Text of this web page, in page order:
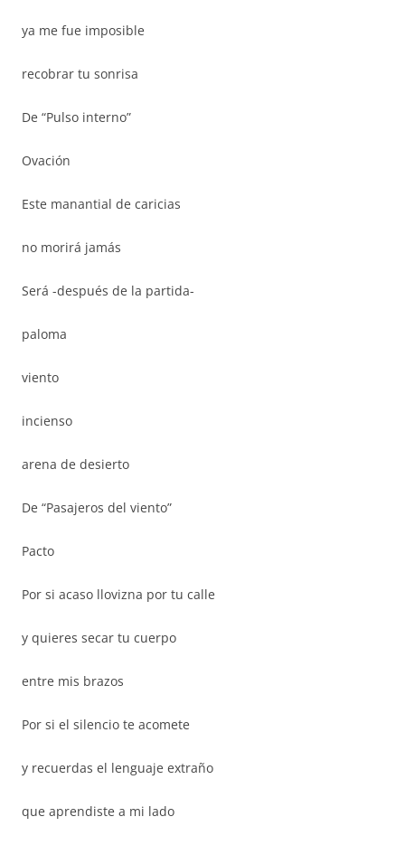
ya me fue imposible
recobrar tu sonrisa
De “Pulso interno”
Ovación
Este manantial de caricias
no morirá jamás
Será -después de la partida-
paloma
viento
incienso
arena de desierto
De “Pasajeros del viento”
Pacto
Por si acaso llovizna por tu calle
y quieres secar tu cuerpo
entre mis brazos
Por si el silencio te acomete
y recuerdas el lenguaje extraño
que aprendiste a mi lado